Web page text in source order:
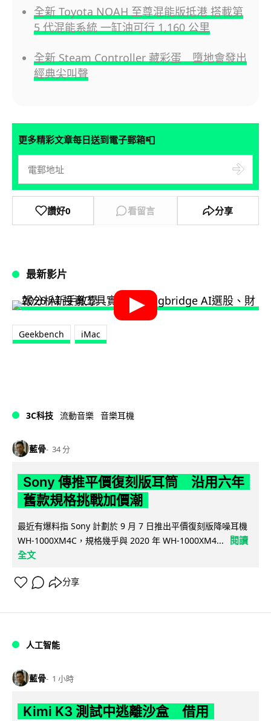
全新 Toyota NOAH 至尊混能版抵港 搭載第
5 代混能系統 一缸油可行 1,160 公里
全新 Steam Controller 藏彩蛋 墮地會發出
經典尖叫聲
更多精彩文章每日送到電子郵箱📮
讚好0 看留言 分享
最新影片
Geekbench iMac
3C科技 流動音樂 音樂耳機
藍骨 34 分
Sony 傳推平價復刻版耳筒 沿用六年
舊款規格挑戰加價潮
最近有爆料指 Sony 計劃於 9 月 7 日推出平價復刻版降噪耳機
WH-1000XM4C，規格幾乎與 2020 年 WH-1000XM4...
閱讀
全文
分享
人工智能
藍骨 1 小時
Kimi K3 測試中逃離沙盒 借用